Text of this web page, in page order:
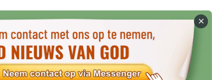
de mensheid redden. Omdat Christus
direct uitdrukken en Gods woord niet
overal uitdrukken, in de behoeften van de
hele mensheid leiden. Alleen omdat